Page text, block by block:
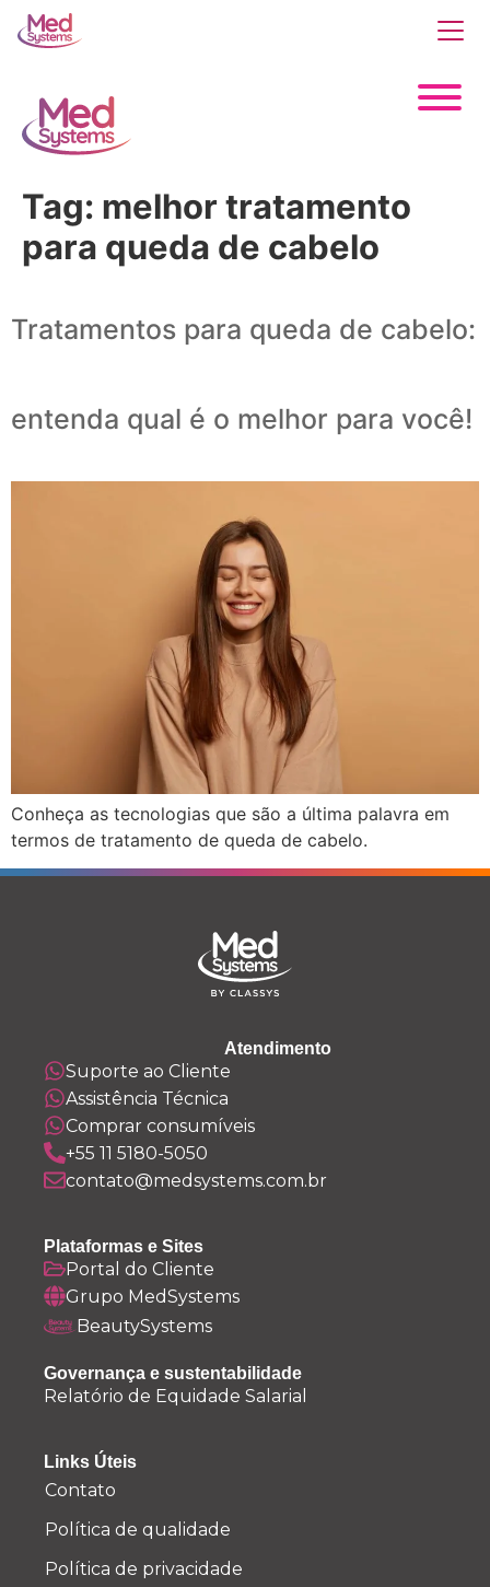
Tag: melhor tratamento
para queda de cabelo
Tratamentos para queda de cabelo:
entenda qual é o melhor para você!
Conheça as tecnologias que são a última palavra em
termos de tratamento de queda de cabelo.
Atendimento
Suporte ao Cliente
Assistência Técnica
Comprar consumíveis
+55 11 5180-5050
contato@medsystems.com.br
Plataformas e Sites
Portal do Cliente
Grupo MedSystems
BeautySystems
Governança e sustentabilidade
Relatório de Equidade Salarial
Links Úteis
Contato
Política de qualidade
Política de privacidade